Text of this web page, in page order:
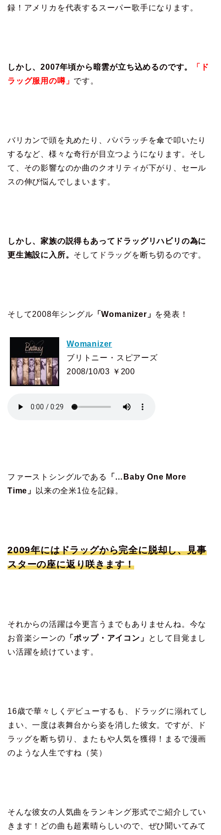
録！アメリカを代表するスーパー歌手になります。
しかし、2007年頃から暗雲が立ち込めるのです。
「ド
ラッグ服用の噂」 です。
バリカンで頭を丸めたり、パパラッチを傘で叩いたり
するなど、様々な奇行が目立つようになります。そし
て、その影響なのか曲のクオリティが下がり、セール
スの伸び悩んでしまいます。
しかし、家族の説得もあってドラッグリハビリの為に
更生施設に入所。 そしてドラッグを断ち切るのです。
そして2008年シングル 「Womanizer」 を発表！
Womanizer
ブリトニー・スピアーズ
2008/10/03 ￥200
ファーストシングルである
「…Baby One More
Time」
以来の全米1位を記録。
2009年にはドラッグから完全に脱却し、見事
スターの座に返り咲きます！
それからの活躍は今更言うまでもありませんね。今な
お音楽シーンの 「ポップ・アイコン」
として目覚まし
い活躍を続けています。
16歳で華々しくデビューするも、ドラッグに溺れてし
まい、一度は表舞台から姿を消した彼女。ですが、ド
ラッグを断ち切り、またもや人気を獲得！まるで漫画
のような人生ですね（笑）
そんな彼女の人気曲をランキング形式でご紹介してい
きます！どの曲も超素晴らしいので、ぜひ聞いてみて